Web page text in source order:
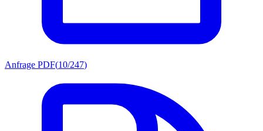
Anfrage PDF(10/247)